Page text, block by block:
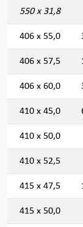
550 x 31,8
406 x 55,0
406 x 57,5
406 x 60,0
410 x 45,0
410 x 50,0
410 x 52,5
415 x 47,5
415 x 50,0